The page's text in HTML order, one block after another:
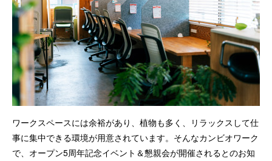
ワークスペースには余裕があり、植物も多く、リラックスして仕
事に集中できる環境が用意されています。そんなカンビオワーク
で、オープン5周年記念イベント＆懇親会が開催されるとのお知